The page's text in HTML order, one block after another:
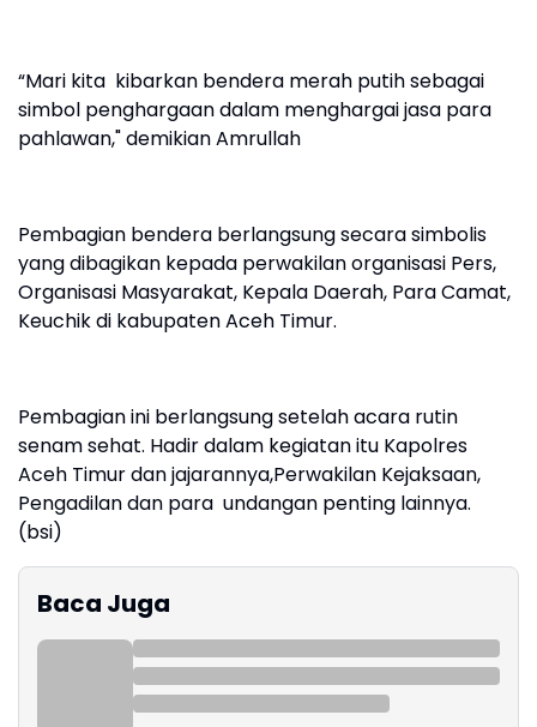
“Mari kita kibarkan bendera merah putih sebagai
simbol penghargaan dalam menghargai jasa para
pahlawan," demikian Amrullah
Pembagian bendera berlangsung secara simbolis
yang dibagikan kepada perwakilan organisasi Pers,
Organisasi Masyarakat, Kepala Daerah, Para Camat,
Keuchik di kabupaten Aceh Timur.
Pembagian ini berlangsung setelah acara rutin
senam sehat. Hadir dalam kegiatan itu Kapolres
Aceh Timur dan jajarannya,Perwakilan Kejaksaan,
Pengadilan dan para undangan penting lainnya.
(bsi)
Baca Juga